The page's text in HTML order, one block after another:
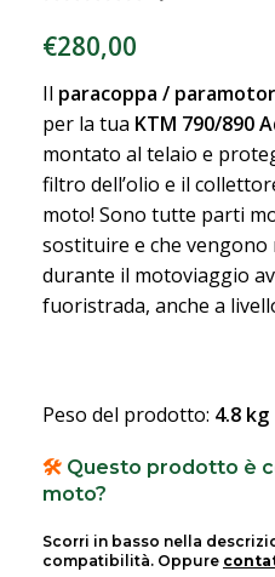
€280,00
Il paracoppa /
per la tua KTM 790/890
montato al telaio e
filtro dell’olio e il
moto! Sono tutte parti
sostituire e che vengono
durante il motoviaggio
fuoristrada, anche a
Peso del prodotto: 4.8 kg
🛠️ Questo prodotto è
moto?
Scorri in basso nella
compatibilità. Oppure